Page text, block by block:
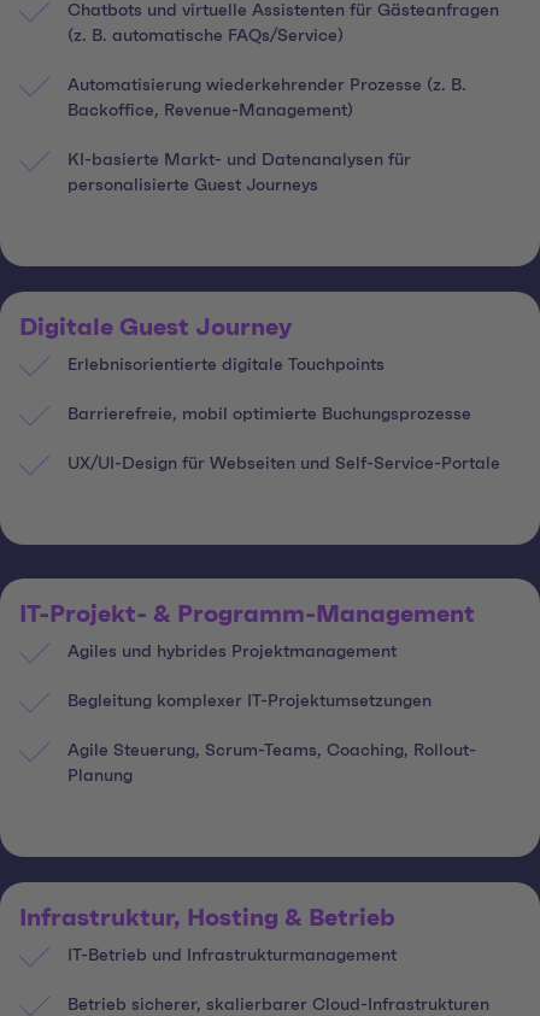
Chatbots und virtuelle Assistenten für Gästeanfragen
(z. B. automatische FAQs/Service)
Automatisierung wiederkehrender Prozesse (z. B.
Backoffice, Revenue-Management)
KI-basierte Markt- und Datenanalysen für
personalisierte Guest Journeys
Digitale Guest Journey
Erlebnisorientierte digitale Touchpoints
Barrierefreie, mobil optimierte Buchungsprozesse
UX/UI-Design für Webseiten und Self-Service-Portale
IT-Projekt- & Programm-Management
Agiles und hybrides Projektmanagement
Begleitung komplexer IT-Projektumsetzungen
Agile Steuerung, Scrum-Teams, Coaching, Rollout-
Planung
Infrastruktur, Hosting & Betrieb
IT-Betrieb und Infrastrukturmanagement
Betrieb sicherer, skalierbarer Cloud-Infrastrukturen